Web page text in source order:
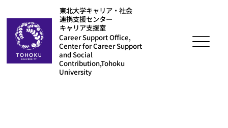
東北大学キャリア・社会
連携支援センター
キャリア支援室
Career Support Office,
Center for Career Support
and Social
Contribution,Tohoku
University